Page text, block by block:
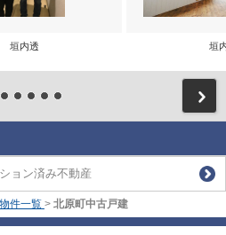
垣内透 垣
ョン済み不動産
物件一覧 > 北原町中古戸建